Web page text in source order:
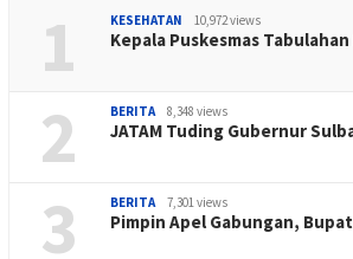
1 KESEHATAN 10,972 views
Kepala Puskesmas
2 BERITA 8,348 views
JATAM Tuding Gubernur
3 BERITA 7,301 views
Pimpin Apel Gabungan,